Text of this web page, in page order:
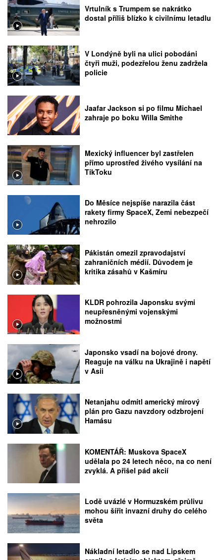
Vrtulník s Trumpem se nakrátko
dostal příliš blízko k civilnímu letadlu
V Londýně byli na ulici pobodáni
čtyři muži, podezřelou ženu zadržela
policie
Jaafar Jackson si po filmu Michael
zahraje po boku Willa Smithe
Mexický influencer byl zastřelen
přímo uprostřed živého vysílání na
TikToku
Do Měsíce nejspíše narazila část
rakety firmy SpaceX, Zemi nebezpečí
nehrozilo
Pákistán omezil zpravodajství
zahraničních médií. Důvodem je
kritika zásahů v Kašmíru
KLDR pohrozila Japonsku svými
neupřesněnými vojenskými
možnostmi
Japonsko vsadí na bojové drony.
Reaguje na válku na Ukrajině i napětí
v Asii
Netanjahu odmítl americký mírový
plán pro Gazu navzdory odzbrojení
Hamásu
KOMENTÁŘ: Muskova SpaceX
udělala po 24 letech něco, na co není
zvyklá. A přišel pád akcií
Lodě uvázlé v Hormuzském průlivu
mohou šířit invazní druhy do celého
světa
Nákladní letadlo se nad Lipskem